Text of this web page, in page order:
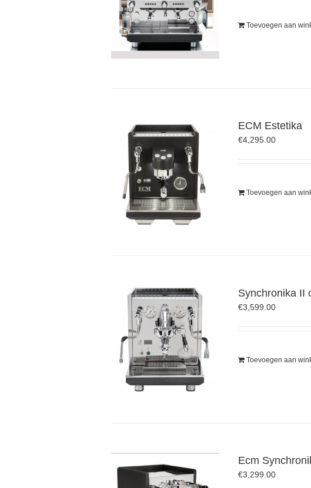
Toevoegen aan
ECM Estetika
€4,295.00
Toevoegen aan
Synchronika II
€3,599.00
Toevoegen aan
Ecm
€3,299.00